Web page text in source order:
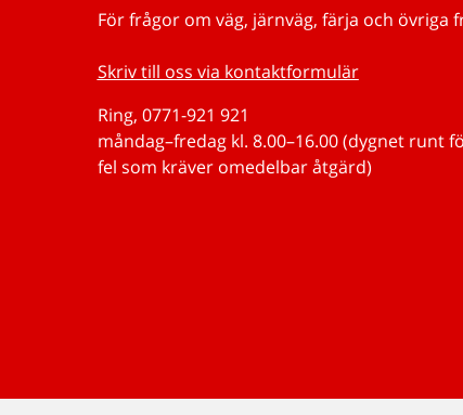
För frågor om väg, järnväg, färja och övriga
Skriv till oss via kontaktformulär
Ring, 0771-921 921
måndag–fredag kl. 8.00–16.00 (dygnet runt
fel som kräver omedelbar åtgärd)